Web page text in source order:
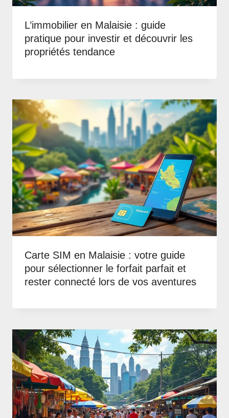
L’immobilier en Malaisie : guide
pratique pour investir et découvrir les
propriétés tendance
Carte SIM en Malaisie : votre guide
pour sélectionner le forfait parfait et
rester connecté lors de vos aventures